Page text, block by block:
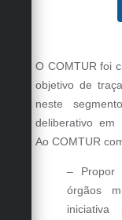
Vinhedo
Audiências
Arquivos para
Galeria de Vídeos
O COMTUR foi
objetivo de
neste
deliberativo em
Ao COMTUR
– Propor
órgãos